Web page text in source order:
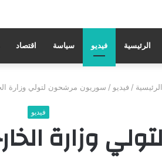
الرئيسية فيديو سياسة اقتصاد
الرئيسية / فيديو / سوريون مرشحون لتولي وزارة
فيديو
وزارة